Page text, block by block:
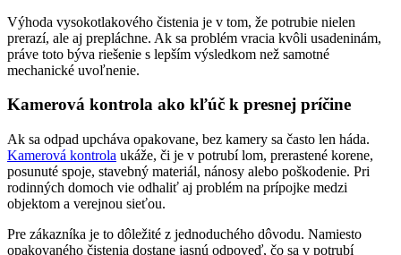
Výhoda vysokotlakového čistenia je v tom, že potrubie nielen
prerazí, ale aj prepláchne. Ak sa problém vracia kvôli usadeninám,
práve toto býva riešenie s lepším výsledkom než samotné
mechanické uvoľnenie.
Kamerová kontrola ako kľúč k presnej príčine
Ak sa odpad upcháva opakovane, bez kamery sa často len háda.
Kamerová kontrola ukáže, či je v potrubí lom, prerastené korene,
posunuté spoje, stavebný materiál, nánosy alebo poškodenie. Pri
rodinných domoch vie odhaliť aj problém na prípojke medzi
objektom a verejnou sieťou.
Pre zákazníka je to dôležité z jednoduchého dôvodu. Namiesto
opakovaného čistenia dostane jasnú odpoveď, čo sa v potrubí